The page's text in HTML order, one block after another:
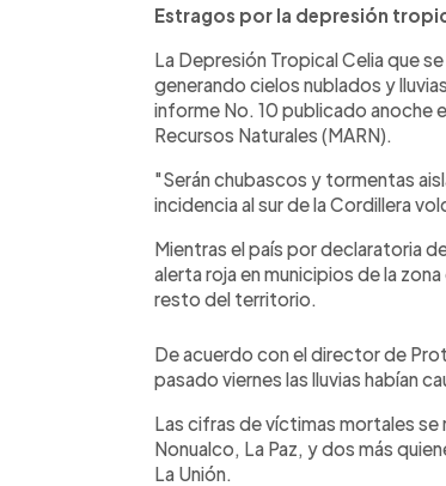
Estragos por la depresión
La Depresión Tropical Celia que
generando cielos nublados y
informe No. 10 publicado anoche
Recursos Naturales (MARN).
"Serán chubascos y tormentas
incidencia al sur de la Cordillera
Mientras el país por declaratoria
alerta roja en municipios de la
resto del territorio.
De acuerdo con el director de
pasado viernes las lluvias habían
Las cifras de víctimas mortales se
Nonualco, La Paz, y dos más
La Unión.